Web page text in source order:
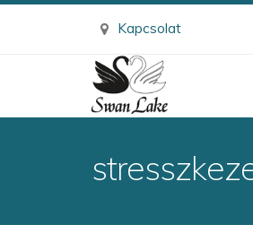
Kapcsolat